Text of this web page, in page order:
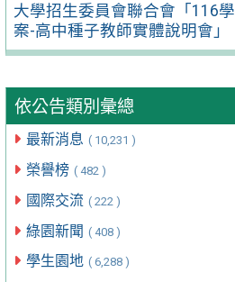
大學招生委員會聯合會「116
案-高中種子教師實體說明會」
依公告類別彙總
最新消息 ( 10,231 )
榮譽榜 ( 482 )
國際交流 ( 222 )
綠園新聞 ( 408 )
學生園地 ( 6,288 )